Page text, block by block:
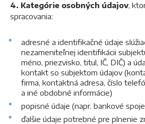
4. Kategórie osobných údajov,
spracovania:
adresné a identifikačné údaje
nezameniteľnej identifikácii
méno, priezvisko, titul, IČ, DIČ) a
kontakt so subjektom údajov
firma, kontaktná adresa, číslo
a iné obdobné informácie)
popisné údaje (napr. bankové
ďalšie údaje potrebné pre plnenie